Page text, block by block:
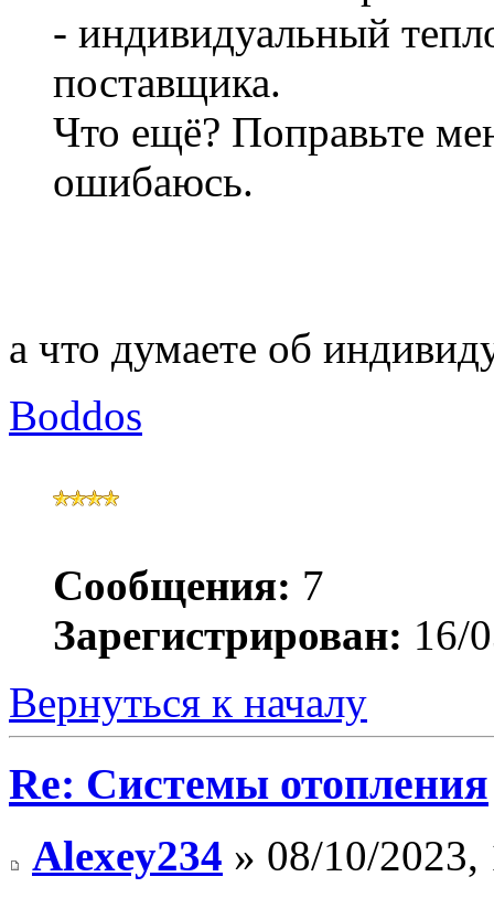
- индивидуальный
поставщика.
Что ещё? Поправьте
ошибаюсь.
а что думаете об
Boddos
Сообщения: 7
Зарегистрирован: 16/
Вернуться к началу
Re: Системы отопления
Alexey234 » 08/10/2023,